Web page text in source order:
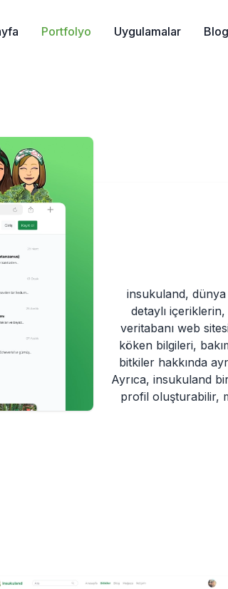
Portfolyo Uygulamalar Blog
insukuland,
detaylı
veritabanı web
köken bilgileri,
bitkiler hakkında
Ayrıca, insukuland
profil oluşturabilir,